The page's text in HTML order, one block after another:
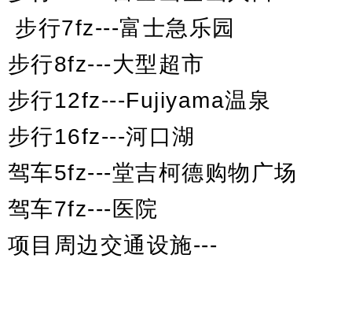
步行7fz---富士急乐园
步行8fz---大型超市
步行12fz---Fujiyama温泉
步行16fz---河口湖
驾车5fz---堂吉柯德购物广场
驾车7fz---医院
项目周边交通设施---